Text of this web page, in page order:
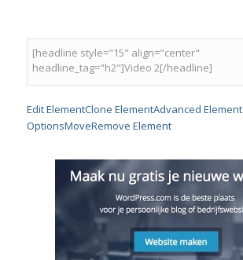
Edit ElementClone ElementAdvanced Element
OptionsMoveRemove Element